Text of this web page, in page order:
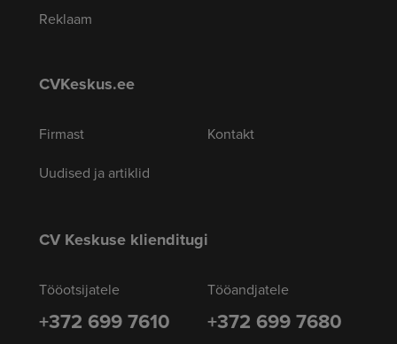
Reklaam
CVKeskus.ee
Firmast
Uudised ja artiklid
Kontakt
CV Keskuse klienditugi
Tööotsijatele
+372 699 7610
Tööandjatele
+372 699 7680